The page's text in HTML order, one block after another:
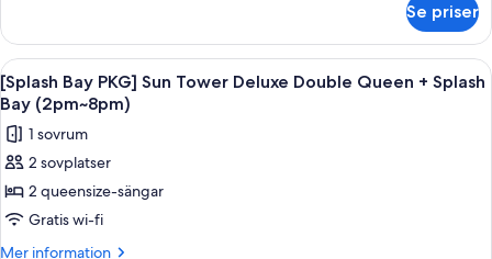
in
Day
Only)
King
+
Splash
Bay
(2pm~8pm)
Bay
PKG]
Sun
Tower
Deluxe
King
+
Bay
(2pm~8pm)
Se priser
Öppna
alla
foton
för
[Splash
Bay
PKG]
Sun
Ett hotellrum med två sängar, ett
3
[Splash Bay PKG] Sun Tower Deluxe Double Queen + Splash
Bay (2pm~8pm)
1 sovrum
2 sovplatser
2 queensize-sängar
Gratis wi-fi
Mer information
Mer